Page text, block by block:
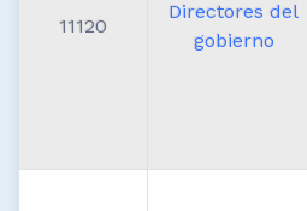
11120
Directores del
gobierno